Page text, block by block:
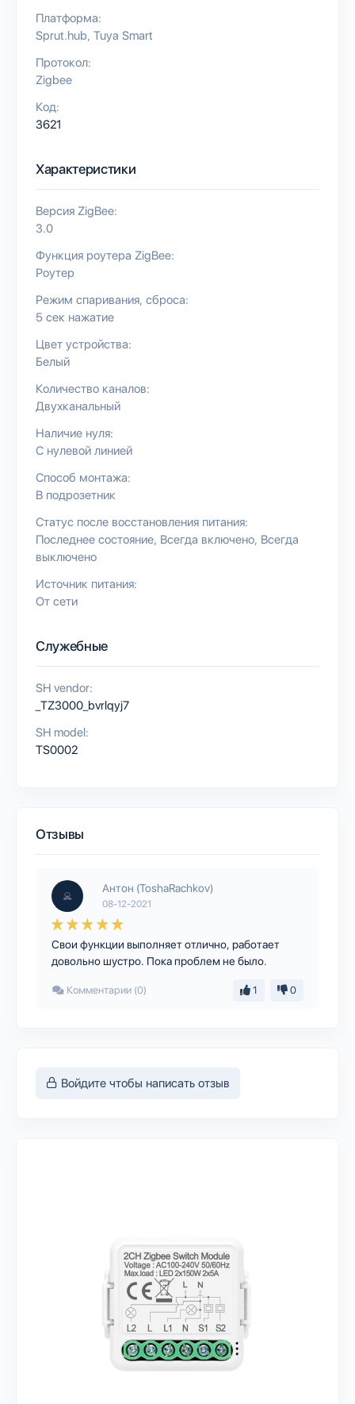
Платформа:
Sprut.hub Tuya Smart
Протокол:
Zigbee
Код:
3621
Характеристики
Версия ZigBee:
3.0
Функция роутера ZigBee:
Роутер
Режим спаривания, сброса:
5 сек нажатие
Цвет устройства:
Белый
Количество каналов:
Двухканальный
Наличие нуля:
С нулевой линией
Способ монтажа:
В подрозетник
Статус после восстановления питания:
Последнее состояние Всегда включено Всегда
выключено
Источник питания:
От сети
Служебные
SH vendor:
_TZ3000_bvrlqyj7
SH model:
TS0002
Отзывы
Антон (ToshaRachkov)
08-12-2021
Свои функции выполняет отлично, работает
довольно шустро. Пока проблем не было.
Комментарии (0) 1 0
Войдите чтобы написать отзыв